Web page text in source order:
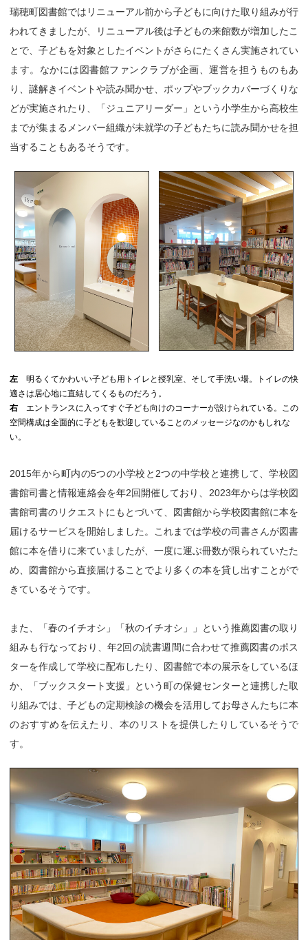
瑞穂町図書館ではリニューアル前から子どもに向けた取り組みが行
われてきましたが、リニューアル後は子どもの来館数が増加したこ
とで、子どもを対象としたイベントがさらにたくさん実施されてい
ます。なかには図書館ファンクラブが企画、運営を担うものもあ
り、謎解きイベントや読み聞かせ、ポップやブックカバーづくりな
どが実施されたり、「ジュニアリーダー」という小学生から高校生
までが集まるメンバー組織が未就学の子どもたちに読み聞かせを担
当することもあるそうです。
左 明るくてかわいい子ども用トイレと授乳室、そして手洗い場。トイレの快
適さは居心地に直結してくるものだろう。
右 エントランスに入ってすぐ子ども向けのコーナーが設けられている。この
空間構成は全面的に子どもを歓迎していることのメッセージなのかもしれな
い。
2015年から町内の5つの小学校と2つの中学校と連携して、学校図
書館司書と情報連絡会を年2回開催しており、2023年からは学校図
書館司書のリクエストにもとづいて、図書館から学校図書館に本を
届けるサービスを開始しました。これまでは学校の司書さんが図書
館に本を借りに来ていましたが、一度に運ぶ冊数が限られていたた
め、図書館から直接届けることでより多くの本を貸し出すことがで
きているそうです。
また、「春のイチオシ」「秋のイチオシ」」という推薦図書の取り
組みも行なっており、年2回の読書週間に合わせて推薦図書のポス
ターを作成して学校に配布したり、図書館で本の展示をしているほ
か、「ブックスタート支援」という町の保健センターと連携した取
り組みでは、子どもの定期検診の機会を活用してお母さんたちに本
のおすすめを伝えたり、本のリストを提供したりしているそうで
す。